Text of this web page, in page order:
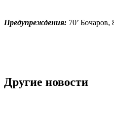
Предупреждения: 70’ Бочаров,
Другие новости